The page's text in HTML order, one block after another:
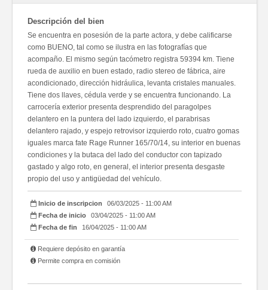
Descripción del bien
Se encuentra en posesión de la parte actora, y debe calificarse
como BUENO, tal como se ilustra en las fotografías que
acompaño. El mismo según tacómetro registra 59394 km. Tiene
rueda de auxilio en buen estado, radio stereo de fábrica, aire
acondicionado, dirección hidráulica, levanta cristales manuales.
Tiene dos llaves, cédula verde y se encuentra funcionando. La
carrocería exterior presenta desprendido del paragolpes
delantero en la puntera del lado izquierdo, el parabrisas
delantero rajado, y espejo retrovisor izquierdo roto, cuatro gomas
iguales marca fate Rage Runner 165/70/14, su interior en buenas
condiciones y la butaca del lado del conductor con tapizado
gastado y algo roto, en general, el interior presenta desgaste
propio del uso y antigüedad del vehículo.
Inicio de inscripcion
06/03/2025 - 11:00 AM
Fecha de inicio
03/04/2025 - 11:00 AM
Fecha de fin
16/04/2025 - 11:00 AM
Requiere depósito en garantía
Permite compra en comisión